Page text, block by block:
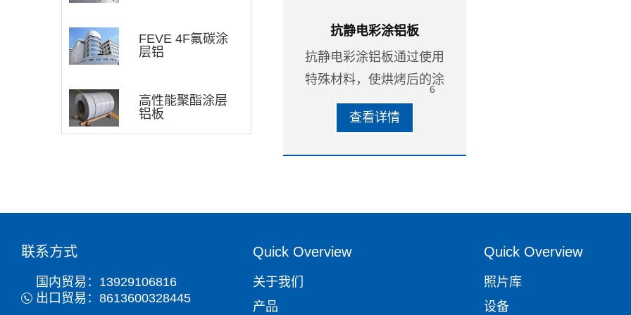
FEVE 4F氟碳涂
层铝
高性能聚酯涂层
铝板
抗静电彩涂铝板
抗静电彩涂铝板通过使用
特殊材料，使烘烤后的涂
层表面电阻保持在10
6
Ω范围内，从而有效
查看详情
联系方式
国内贸易：13929106816
出口贸易：8613600328445
Quick Overview
关于我们
产品
Quick Overview
照片库
设备